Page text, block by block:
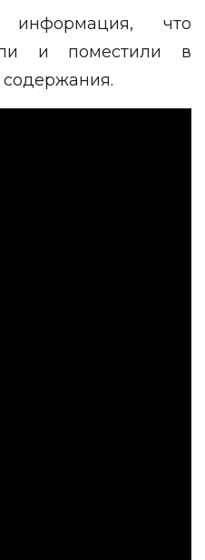
информация, что
и поместили в
содержания.